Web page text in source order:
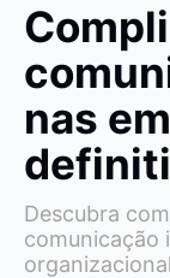
nas
Descubra
comunicação
organizacional